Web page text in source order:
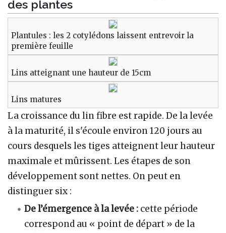
des plantes
Plantules : les 2 cotylédons laissent entrevoir la
première feuille
Lins atteignant une hauteur de 15cm
Lins matures
La croissance du lin fibre est rapide. De la levée
à la maturité, il s'écoule environ 120 jours au
cours desquels les tiges atteignent leur hauteur
maximale et mûrissent. Les étapes de son
développement sont nettes. On peut en
distinguer six :
De l’émergence à la levée : cette période
correspond au « point de départ » de la